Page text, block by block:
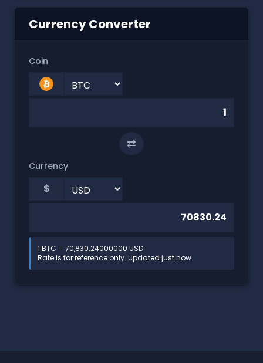
Currency Converter
Coin
⇄
Currency
$
1 BTC = 70,830.24000000 USD
Rate is for reference only. Updated just now.